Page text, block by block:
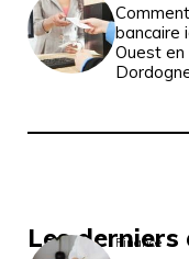
bancaire
Ouest en
Les Finance